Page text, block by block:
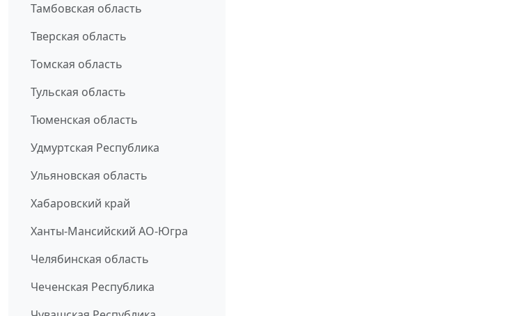
Тамбовская область
Тверская область
Томская область
Тульская область
Тюменская область
Удмуртская Республика
Ульяновская область
Хабаровский край
Ханты-Мансийский АО-Югра
Челябинская область
Чеченская Республика